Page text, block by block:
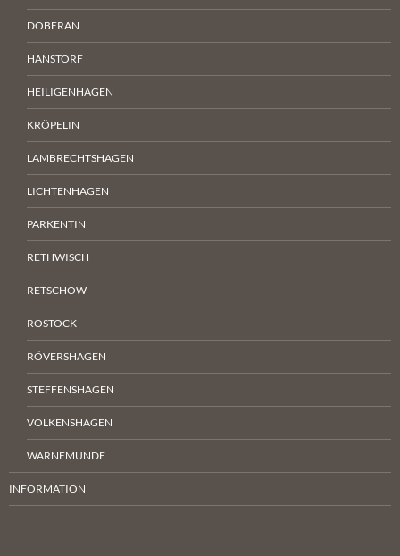
DOBERAN
HANSTORF
HEILIGENHAGEN
KRÖPELIN
LAMBRECHTSHAGEN
LICHTENHAGEN
PARKENTIN
RETHWISCH
RETSCHOW
ROSTOCK
RÖVERSHAGEN
STEFFENSHAGEN
VOLKENSHAGEN
WARNEMÜNDE
INFORMATION